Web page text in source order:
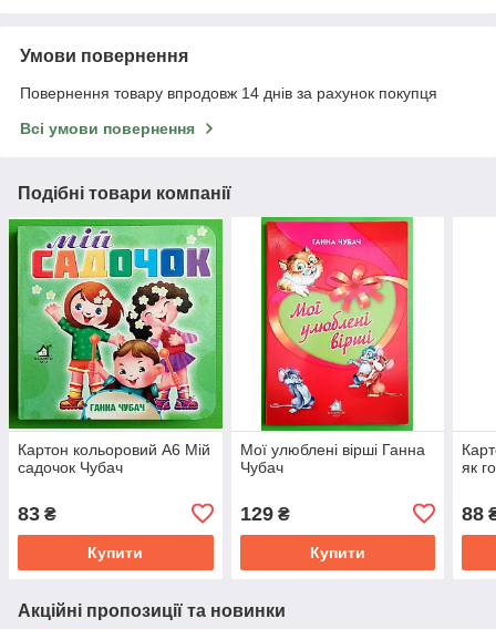
Умови повернення
Повернення товару впродовж 14 днів за рахунок покупця
Всі умови повернення
Подібні товари компанії
Картон кольоровий А6 Мій
садочок Чубач
83 ₴
Купити
Мої улюблені вірші Ганна
Чубач
129₴
Купити
як
88
Акційні пропозиції та новинки